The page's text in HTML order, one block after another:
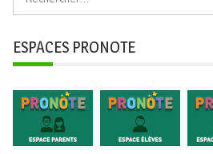
ESPACES PRONOTE